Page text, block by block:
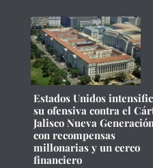
Estados Unidos
su ofensiva contra el
Jalisco Nueva Generación
con recompensas
millonarias y un cerco
financiero